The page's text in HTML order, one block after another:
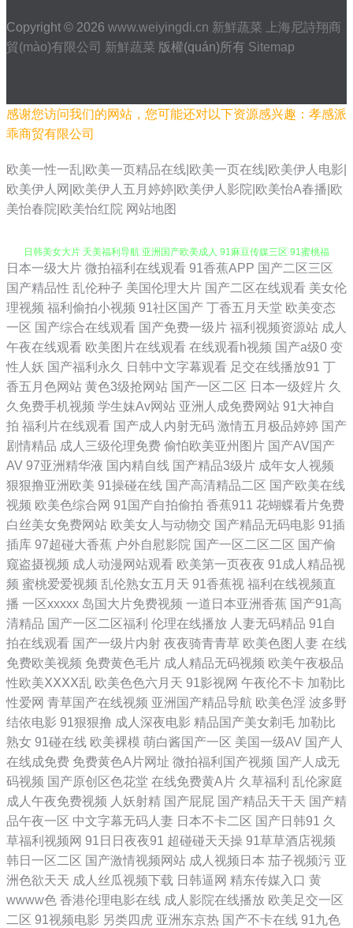
Copyright © 2026 www.weiyingdi.cn 新鮮蔬菜
上海尼詩翔商
貿(mào)有限公司 新鮮蔬菜 版權(quán)所有 Sitemap
感谢您访问我们的网站，您可能还对以下资源感兴趣：孝感派
乖商贸有限公司
欧美一性一乱|欧美一页精品在线|欧美一页在线|欧美伊人电影|
欧美伊人网|欧美伊人五月婷婷|欧美伊人影院|欧美怡A春播|欧
美怡春院|欧美怡红院 网站地图
日韩中文字幕有码 激情深爱96 三级久久视频 日韩精品1 日韩高级经典AV
日韩美女大片 天美福利导航 亚洲国产欧美成人 91麻豆传媒三区 91蜜桃福
利视频 91在线网址 国产ts在线观看网页 九九大香蕉伊人视频 老司机剧场
日韩五码 婷婷五月天激情文学 91N综合视频 91群交 91偷拍在线 91视频
在线观看网站 欧美亚性交 日韩国产在线 四虎AV影库 天堂色情网 亚洲福
利丝 性午夜京东性 伊人东京热男人 91次元免费观看 91麻豆竹菊国产精品
一级 91性爱视频 91在线免费观看视频网站 92免费福利视频 福利av在线
岛国搬运工首页97 国产精品色区 国产欧美岛国 国产精品久久欠 韩国
avwuma 国产色性日韩 久久狠狠狠狠狠狠 另类av导航 91户外露出在线观
看 91久久香蕉国产 91视频porn蝌蚪 91视频免费版网站 91在线视频在线
观看 91在线免费观看高清 东方AV凹凸资源日站 狠狠干天天干 久久国产
精品国产精品 欧美色图19p 欧美强奸 欧美日韩精品内射经典 性国产精品
91高端外围在线观看 91入口成人 91在线不卡视频 91伊人大 91网站入口
桃色 91在线视频导航 91在线免费观看种子视频 成人精品尤物在线 麻豆
Av 夜精品色国产精品 91N福利网 91蜜桃伊人在线播放 91网页免费破解
91原创论坛 av爱福利 avtt亚洲 操操网91 白黑丝导航 东方αv永远免费在线
国产精品禁久久精品 国产在线ts在线 国模吧一区二区日日干 男人天堂色
日本一级大片 微拍福利在线观看 91香蕉APP 国产二区三区
国产精品性 乱伦种子 美国伦理大片 国产二区在线观看 美女伦
理视频 福利偷拍小视频 91社区国产 丁香五月天堂 欧美变态
一区 国产综合在线观看 国产免费一级片 福利视频资源站 成人
午夜在线观看 欧美图片在线观看 在线观看h视频 国产a级0 变
性人妖 国产福利永久 日韩中文字幕观看 足交在线播放91 丁
香五月色网站 黄色3级抢网站 国产一区二区 日本一级婬片 久
久免费手机视频 学生妹Av网站 亚洲人成免费网站 91大神自
拍 福利片在线观看 国产成人内射无码 激情五月极品婷婷 国产
剧情精品 成人三级伦理免费 偷怕欧美亚州图片 国产AV国产
AV 97亚洲精华液 国内精自线 国产精品3级片 成年女人视频
狠狠撸亚洲欧美 91操碰在线 国产高清精品二区 国产欧美在线
视频 欧美色综合网 91国产自拍偷拍 香蕉911 花蝴蝶看片免费
白丝美女免费网站 欧美女人与动物交 国产精品无码电影 91插
插库 97超碰大香蕉 户外自慰影院 国产一区二区二区 国产偷
窥盗摄视频 成人动漫网站观看 欧美第一页夜夜 91成人精品视
频 蜜桃爱爱视频 乱伦熟女五月天 91香蕉视 福利在线视频直
播 一区xxxxx 岛国大片免费视频 一道日本亚洲香蕉 国产91高
清精品 国产一区二区福利 伦理在线播放 人妻无码精品 91自
拍在线观看 国产一级片内射 夜夜骑青青草 欧美色图人妻 在线
免费欧美视频 免费黄色毛片 成人精品无码视频 欧美午夜极品
性欧美ⅩⅩⅩⅩ乱 欧美色色六月天 91影视网 午夜伦不卡 加勒比
性爱网 青草国产在线视频 亚洲国产精品导航 欧美色淫 波多野
结依电影 91狠狠撸 成人深夜电影 精品国产美女剃毛 加勒比
熟女 91碰在线 欧美裸模 萌白酱国产一区 美国一级AV 国产人
在线成免费 免费黄色A片网址 微拍福利国产视频 国产人成无
码视频 国产原创区色花堂 在线免费黄A片 久草福利 乱伦家庭
成人午夜免费视频 人妖射精 国产屁屁 国产精品天干天 国产精
品午夜一区 中文字幕无码人妻 日本不卡二区 国产日韩91 久
草福利视频网 91日日夜夜91 超碰碰天天操 91草草酒店视频
韩日一区二区 国产激情视频网站 成人视频日本 茄子视频污 亚
洲色欲天天 成人丝瓜视频下载 日韩逼网 精东传媒入口 黄
wwww色 香港伦理电影在线 成人影院在线播放 欧美足交一区
二区 91视频电影 另类四虎 亚洲东京热 国产不卡在线 91九色